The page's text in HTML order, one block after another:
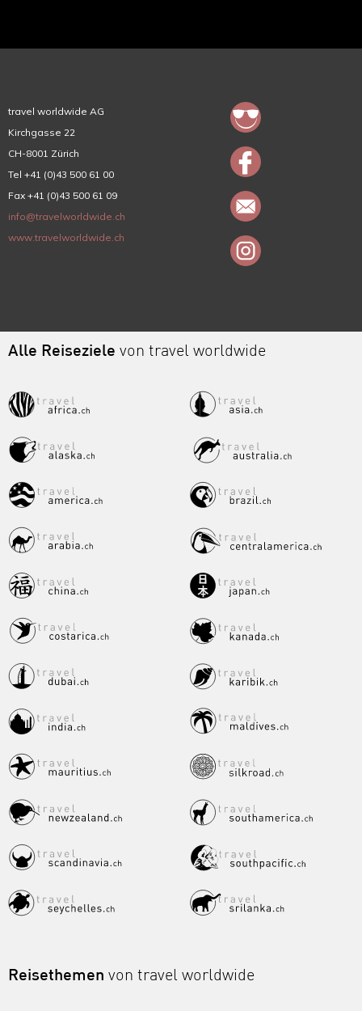
travel worldwide AG
Kirchgasse 22
CH-8001 Zürich
Tel +41 (0)43 500 61 00
Fax +41 (0)43 500 61 09
info@travelworldwide.ch
www.travelworldwide.ch
Alle Reiseziele von travel worldwide
Reisethemen von travel worldwide